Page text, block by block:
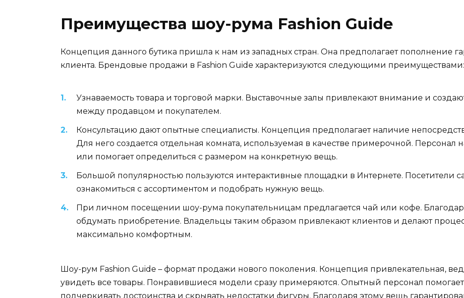
Преимущества шоу-рума Fashion Guide
Концепция данного бутика пришла к нам из западных стран. Она предполагает пополнение
клиента. Брендовые продажи в Fashion Guide характеризуются следующими преимуществами:
Узнаваемость товара и торговой марки. Выставочные залы привлекают внимание и
между продавцом и покупателем.
Консультацию дают опытные специалисты. Концепция предполагает наличие
Для него создается отдельная комната, используемая в качестве примерочной.
или помогает определиться с размером на конкретную вещь.
Большой популярностью пользуются интерактивные площадки в Интернете. Посетители
ознакомиться с ассортиментом и подобрать нужную вещь.
При личном посещении шоу-рума покупательницам предлагается чай или кофе.
обдумать приобретение. Владельцы таким образом привлекают клиентов и делают
максимально комфортным.
Шоу-рум Fashion Guide – формат продажи нового поколения. Концепция привлекательная,
увидеть все товары. Понравившиеся модели сразу примеряются. Опытный персонал помогает
подчеркивать достоинства и скрывать недостатки фигуры. Благодаря этому вещь